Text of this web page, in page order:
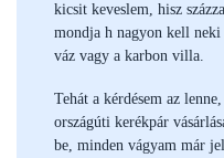
kicsit keveslem, hisz
mondja h nagyon kell
váz vagy a karbon villa.
Tehát a kérdésem az
országúti kerékpár
be, minden vágyam már